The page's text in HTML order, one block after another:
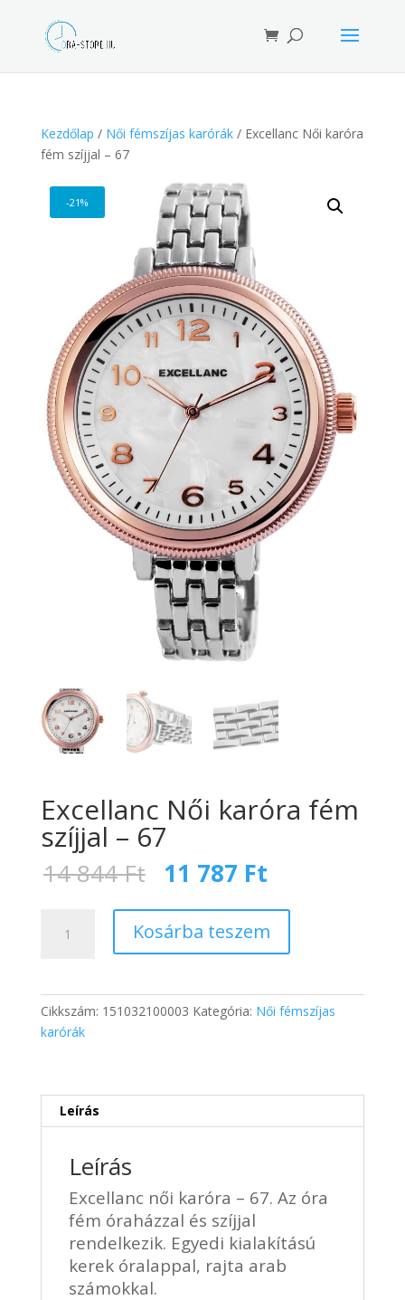
search
Kezdőlap / Női fémszíjas karórák/ Excellanc Női karóra
fém szíjjal – 67
-21%
Excellanc Női karóra fém
szíjjal – 67
14 844Ft Original
price
was:
14
844 Ft.
11 787 Ft
is:
11
787 Ft.
Kosárba teszem
Cikkszám: 151032100003 Kategória: Női fémszíjas
karórák
Leírás
Leírás
Excellanc női karóra – 67. Az óra
fém óraházzal és szíjjal
rendelkezik. Egyedi kialakítású
kerek óralappal, rajta arab
számokkal.